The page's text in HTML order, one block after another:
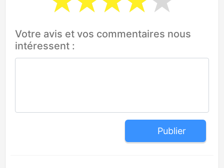
Votre avis et vos commentaires nous
intéressent :
Publier